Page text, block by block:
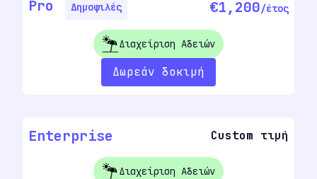
Pro Δημοφιλές €1,200/έτος
Διαχείριση Αδειών
Δωρεάν δοκιμή
Enterprise Custom τιμή
Διαχείριση Αδειών